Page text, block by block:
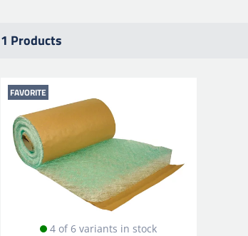
1 Products
FAVORITE
4 of 6 variants in stock